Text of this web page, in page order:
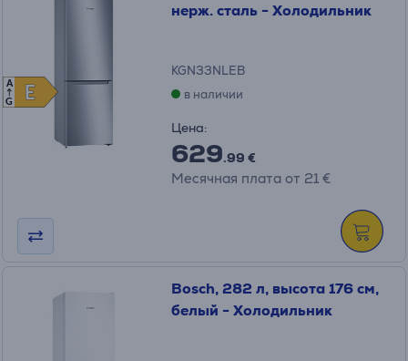
E
E
A
G
нерж. сталь - Холодильник
KGN33NLEB
в наличии
Цена:
629.99 €
Месячная плата от 21 €
Bosch, 282 л, высота 176 см,
белый - Холодильник